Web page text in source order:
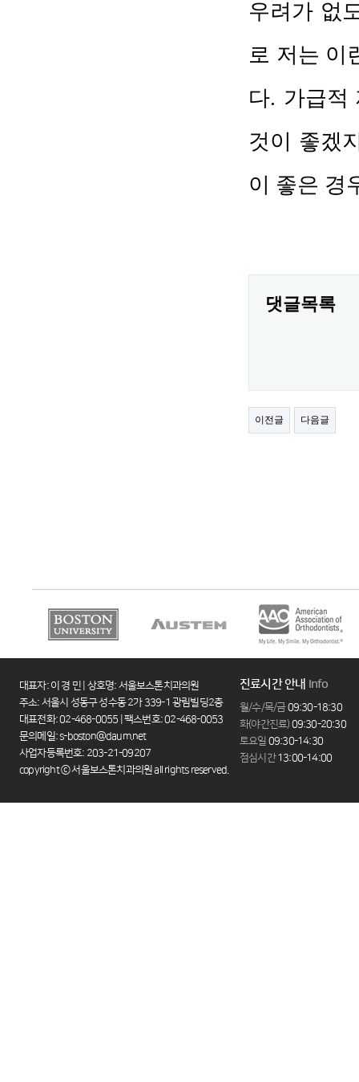
대표자: 이 경 민 | 상호명: 서울보스톤치과의원
주소: 서울시 성동구 성수동 2가 339-1 광림빌딩2층
대표전화: 02-468-0055 | 팩스번호: 02-468-0053
문의메일: s-boston@daum.net
사업자등록번호: 203-21-09207
copyright ⓒ 서울보스톤치과의원 all rights reserved.
진료시간 안내 Info
월/수/목/금09:30-18:30
화(야간진료) 09:30-20:30
토요일 09:30-14:30
점심시간13:00-14:00